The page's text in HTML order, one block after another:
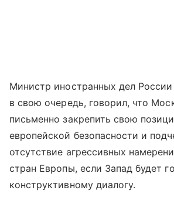
Министр иностранных дел
в свою очередь, говорил, что
письменно закрепить свою
европейской безопасности и
отсутствие агрессивных
стран Европы, если Запад будет
конструктивному диалогу.